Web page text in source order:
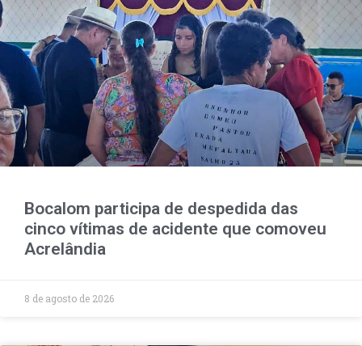
Bocalom participa de despedida das
cinco vítimas de acidente que comoveu
Acrelândia
8 de agosto de 2026